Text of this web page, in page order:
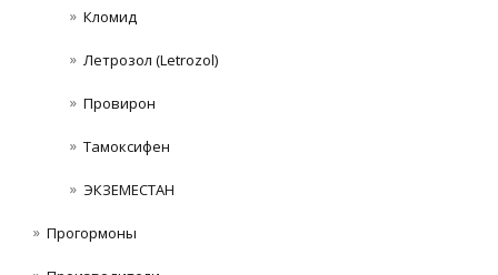
Кломид
Летрозол (Letrozol)
Провирон
Тамоксифен
ЭКЗЕМЕСТАН
Прогормоны